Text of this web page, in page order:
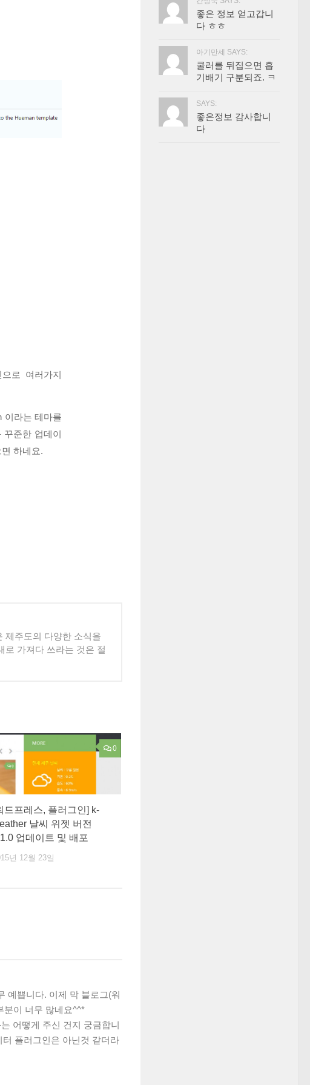
로 여러가지
이라는 테마를
준한 업데이
하네요.
제주도의 다양한 소식을
로 가져다 쓰라는 것은 절
0
드프레스, 플러그인] k-
날씨 위젯 버전
업데이트 및 배포
년 12월 23일
예쁩니다. 이제 막 블로그(워
분이 너무 많네요^^*
어떻게 주신 건지 궁금합니
플러그인은 아닌것 같더라
좋은 정보 얻고갑니
다 ㅎㅎ
아기만세 SAYS:
쿨러를 뒤집으면 흡
기배기 구분되죠. ㅋ
SAYS:
좋은정보 감사합니
다